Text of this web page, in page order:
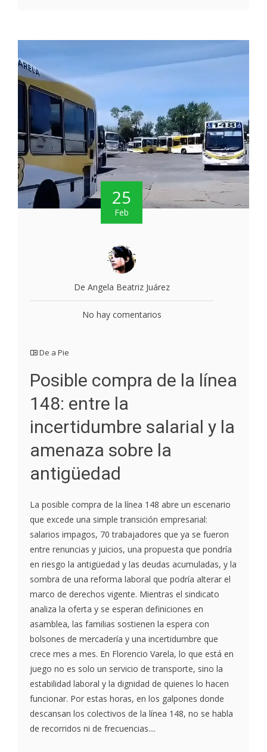
25
Feb
De Angela Beatriz Juárez
No hay comentarios
De a Pie
Posible compra de la línea
148: entre la
incertidumbre salarial y la
amenaza sobre la
antigüedad
La posible compra de la línea 148 abre un escenario
que excede una simple transición empresarial:
salarios impagos, 70 trabajadores que ya se fueron
entre renuncias y juicios, una propuesta que pondría
en riesgo la antigüedad y las deudas acumuladas, y la
sombra de una reforma laboral que podría alterar el
marco de derechos vigente. Mientras el sindicato
analiza la oferta y se esperan definiciones en
asamblea, las familias sostienen la espera con
bolsones de mercadería y una incertidumbre que
crece mes a mes. En Florencio Varela, lo que está en
juego no es solo un servicio de transporte, sino la
estabilidad laboral y la dignidad de quienes lo hacen
funcionar. Por estas horas, en los galpones donde
descansan los colectivos de la línea 148, no se habla
de recorridos ni de frecuencias....